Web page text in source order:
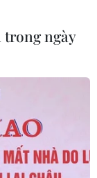
trong ngày